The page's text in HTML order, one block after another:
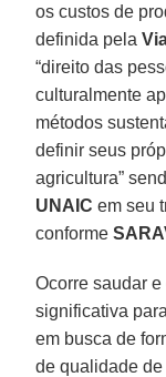
os custos de
definida pela
“direito das
culturalmente
métodos
definir seus
agricultura”
UNAIC em seu
conforme
Ocorre saudar
significativa
em busca de
de qualidade